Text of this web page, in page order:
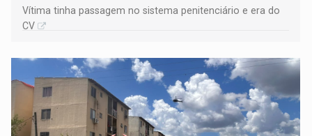
Vítima tinha passagem no sistema penitenciário e era do
CV